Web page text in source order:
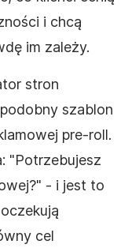
i chcą
im zależy.
stron
szablon
pre-roll.
"Potrzebujesz
- i jest to
cel